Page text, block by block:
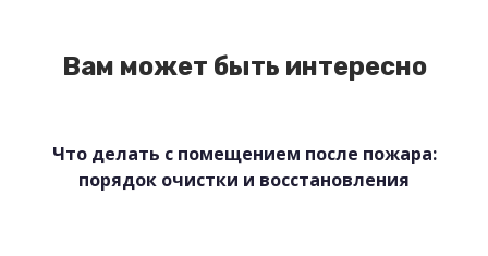
Вам может быть интересно
Что делать с помещением после пожара:
порядок очистки и восстановления